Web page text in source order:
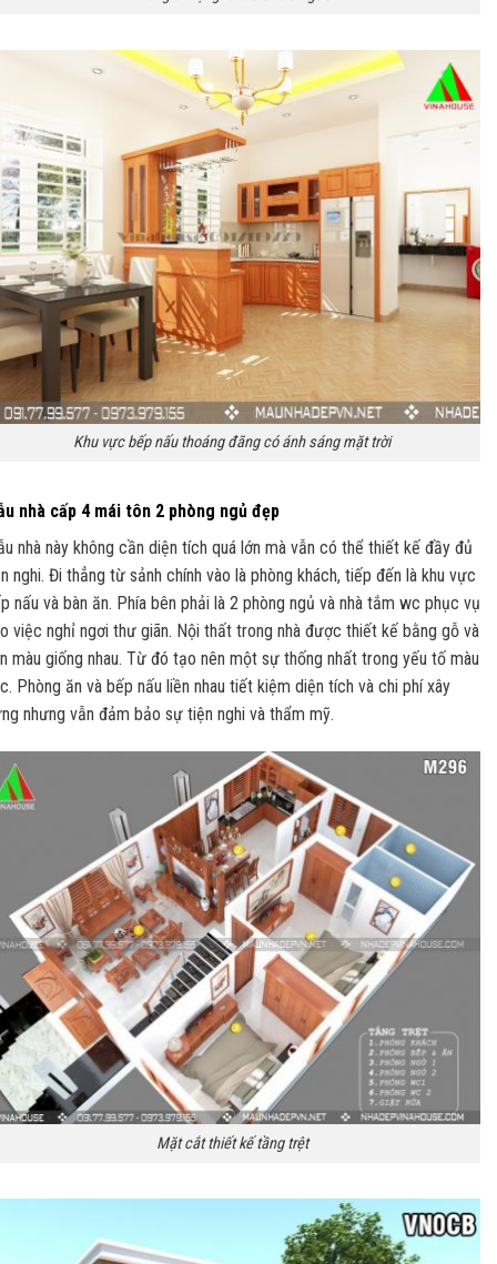
Khu vực bếp nấu thoáng đãng có ánh sáng mặt trời
nhà cấp 4 mái tôn 2 phòng ngủ đẹp
nhà này không cần diện tích quá lớn mà vẫn có thể thiết kế đầy đủ
nghi. Đi thẳng từ sảnh chính vào là phòng khách, tiếp đến là khu vực
nấu và bàn ăn. Phía bên phải là 2 phòng ngủ và nhà tắm wc phục vụ
việc nghỉ ngơi thư giãn. Nội thất trong nhà được thiết kế bằng gỗ và
màu giống nhau. Từ đó tạo nên một sự thống nhất trong yếu tố màu
Phòng ăn và bếp nấu liền nhau tiết kiệm diện tích và chi phí xây
nhưng vẫn đảm bảo sự tiện nghi và thẩm mỹ.
Mặt cắt thiết kế tầng trệt